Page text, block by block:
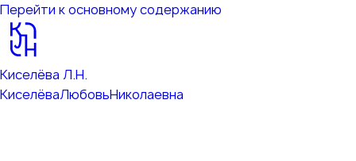
Перейти к основному содержанию
Киселёва Л.Н.
КиселёваЛюбовьНиколаевна